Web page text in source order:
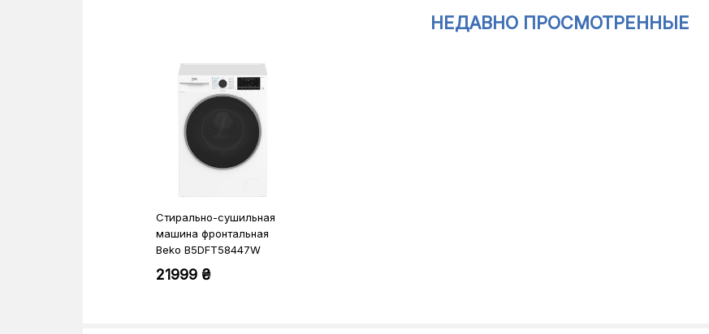
НЕДАВНО ПРОСМОТРЕННЫЕ
Стирально-сушильная
машина фронтальная
Beko B5DFT58447W
21999 ₴